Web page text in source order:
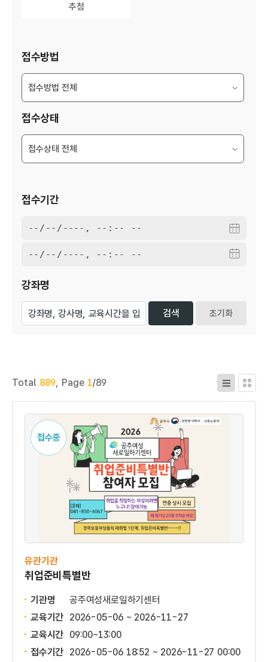
추첨
접수방법
접수상태
접수기간
강좌명
초기화
Total 889, Page 1/89
접수중
유관기관
취업준비특별반
기관명
공주여성새로일하기센터
교육기간 2026-05-06 ~ 2026-11-27
교육시간 09:00~13:00
접수기간 2026-05-06 18:52 ~ 2026-11-27 00:00